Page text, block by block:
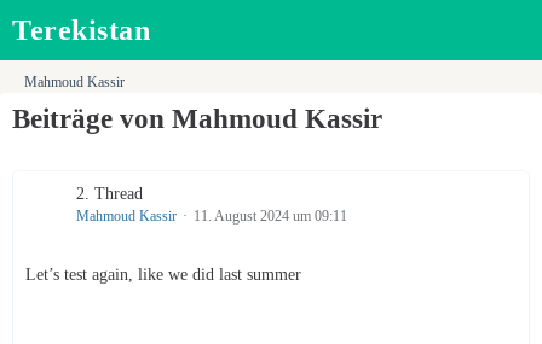
Terekistan
Mahmoud Kassir
Beiträge von Mahmoud Kassir
2. Thread
Mahmoud Kassir 11. August 2024 um 09:11
Let’s test again, like we did last summer